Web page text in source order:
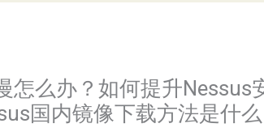
么办？如何提升Nessus
国内镜像下载方法是什